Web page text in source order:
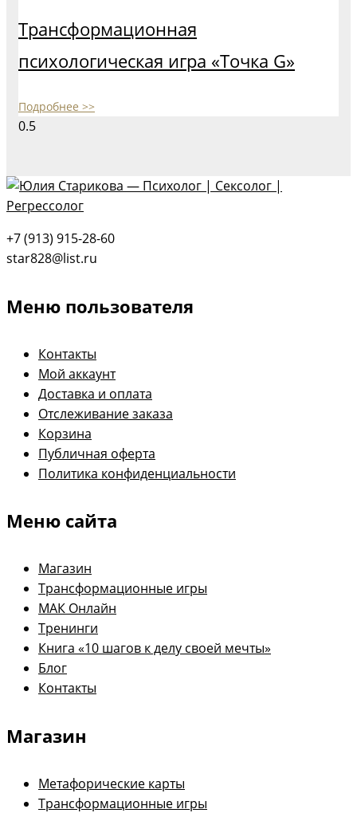
Трансформационная
психологическая игра «Точка G»
Подробнее >>
+7 (913) 915-28-60
star828@list.ru
Меню пользователя
Контакты
Мой аккаунт
Доставка и оплата
Отслеживание заказа
Корзина
Публичная оферта
Политика конфиденциальности
Меню сайта
Магазин
Трансформационные игры
МАК Онлайн
Тренинги
Книга «10 шагов к делу своей мечты»
Блог
Контакты
Магазин
Метафорические карты
Трансформационные игры